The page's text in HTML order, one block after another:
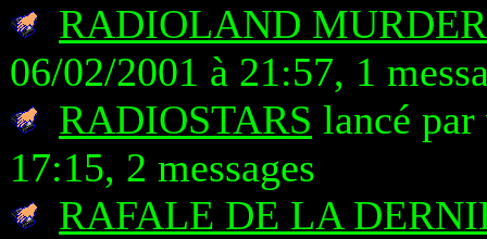
RADIOLAND
06/02/2001 à 21:57, 1
RADIOSTARS lancé
17:15, 2 messages
RAFALE DE LA